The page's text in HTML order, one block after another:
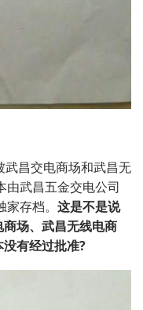
昌交电商场和武昌无
由武昌五金交电公司
存档。 这是不是说
场、武昌无线电商
有经过批准?